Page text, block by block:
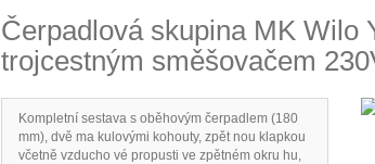
Čerpadlová skupina MK Wilo
trojcestným směšovačem
Kompletní sestava s oběhovým čerpadlem (180
mm), dvě ma kulovými kohouty, zpět nou klapkou
včetně vzducho vé propusti ve zpětném okru hu,